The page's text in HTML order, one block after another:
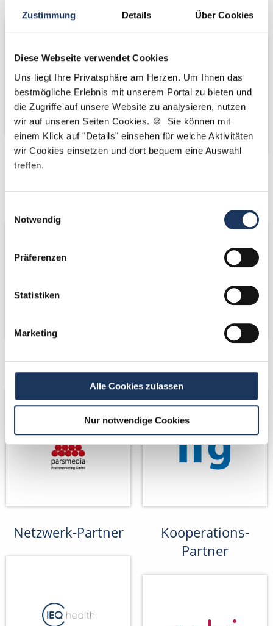
Zustimmung Details Über Cookies
Diese Webseite verwendet Cookies
Uns liegt Ihre Privatsphäre am Herzen. Um Ihnen das
bestmögliche Erlebnis mit unserem Portal zu bieten und
die Zugriffe auf unsere Website zu analysieren, nutzen
wir auf unseren Seiten Cookies. 🍪 Sie können mit
einem Klick auf "Details" einsehen für welche Aktivitäten
wir Cookies einsetzen und dort bequem eine Auswahl
treffen.
Notwendig
Präferenzen
Statistiken
Marketing
Alle Cookies zulassen
Nur notwendige Cookies
Bäume
Netzwerk-Partner Netzwerk-Partner
Netzwerk-Partner
Kooperations-
Partner